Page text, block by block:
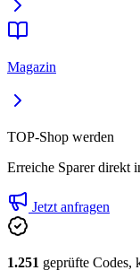
Magazin
TOP-Shop werden
Erreiche Sparer direkt
Jetzt anfragen
1.251 geprüfte Codes,